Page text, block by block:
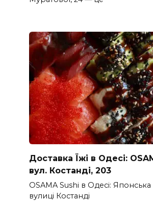
Доставка Їжі в Одесі:
вул. Костанді, 203
OSAMA Sushi в Одесі: Японська
вулиці Костанді